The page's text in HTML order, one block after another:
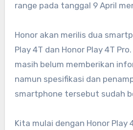
range pada tanggal 9 April
Honor akan merilis dua
Play 4T dan Honor Play 4T
masih belum memberikan
namun spesifikasi dan
smartphone tersebut sudah
Kita mulai dengan Honor Play